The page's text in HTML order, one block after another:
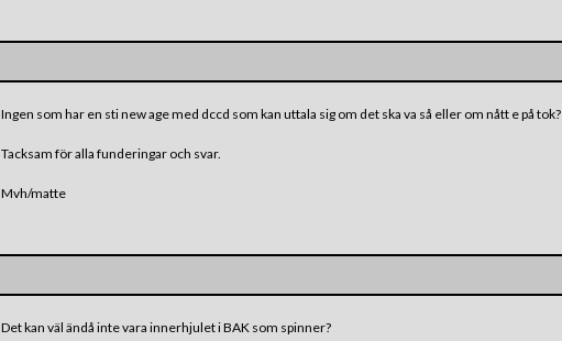
Ingen som har en sti new age med dccd som kan uttala sig om det ska va så eller om nått e på tok?
Tacksam för alla funderingar och svar.
Mvh/matte
Det kan väl ändå inte vara innerhjulet i BAK som spinner?